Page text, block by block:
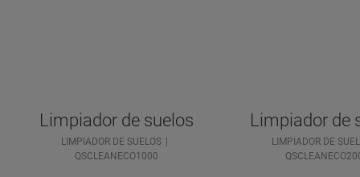
Limpiador de suelos
LIMPIADOR DE SUELOS
QSCLEANECO1000
Limpiador de
LIMPIADOR DE